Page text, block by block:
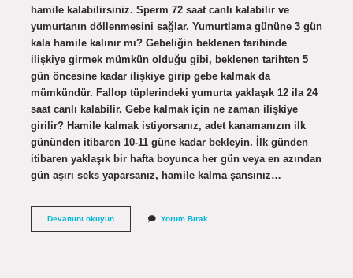
hamile kalabilirsiniz. Sperm 72 saat canlı kalabilir ve
yumurtanın döllenmesini sağlar. Yumurtlama gününe 3 gün
kala hamile kalınır mı? Gebeliğin beklenen tarihinde
ilişkiye girmek mümkün olduğu gibi, beklenen tarihten 5
gün öncesine kadar ilişkiye girip gebe kalmak da
mümkündür. Fallop tüplerindeki yumurta yaklaşık 12 ila 24
saat canlı kalabilir. Gebe kalmak için ne zaman ilişkiye
girilir? Hamile kalmak istiyorsanız, adet kanamanızın ilk
gününden itibaren 10-11 güne kadar bekleyin. İlk günden
itibaren yaklaşık bir hafta boyunca her gün veya en azından
gün aşırı seks yaparsanız, hamile kalma şansınız…
Devamını okuyunYumurtlama Yorum Bırak